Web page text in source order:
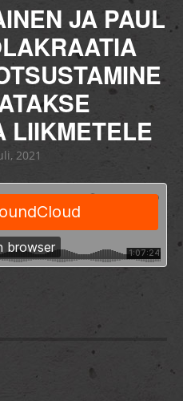
JA PAUL
LIIKMETELE
2021